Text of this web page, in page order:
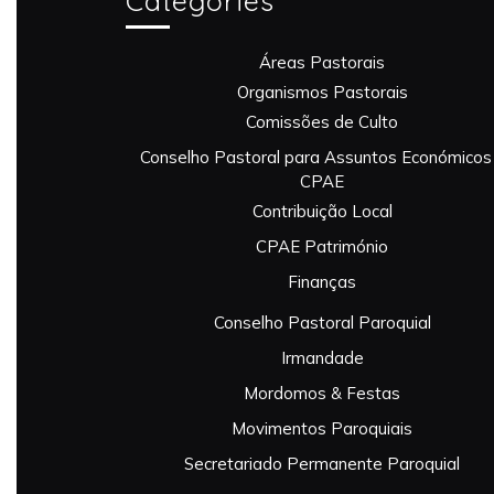
Áreas Pastorais
Organismos Pastorais
Comissões de Culto
Conselho Pastoral para Assuntos Económicos
CPAE
Contribuição Local
CPAE Património
Finanças
Conselho Pastoral Paroquial
Irmandade
Mordomos & Festas
Movimentos Paroquiais
Secretariado Permanente Paroquial